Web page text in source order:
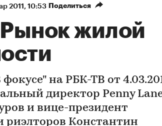
2011, 10:53 Поделиться
жилой
на РБК-ТВ от
директор Penny
и вице-президент
риэлторов Константин